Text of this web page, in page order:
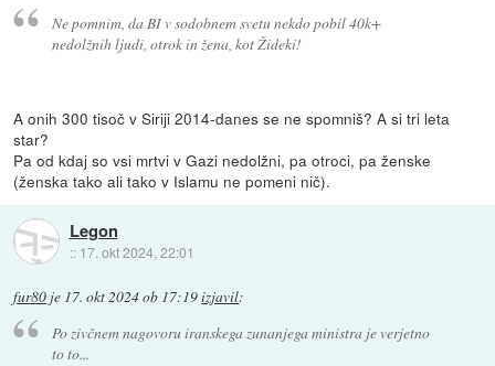
Ne pomnim, da BI v sodobnem svetu nekdo pobil 40k+
nedolžnih ljudi, otrok in žena, kot Žideki!
A onih 300 tisoč v Siriji 2014-danes se ne spomniš? A si tri leta
star?
Pa od kdaj so vsi mrtvi v Gazi nedolžni, pa otroci, pa ženske
(ženska tako ali tako v Islamu ne pomeni nič).
Legon
:: 17. okt 2024, 22:01
fur80 je 17. okt 2024 ob 17:19izjavil:
Po zivčnem nagovoru iranskega zunanjega ministra je verjetno
to to...